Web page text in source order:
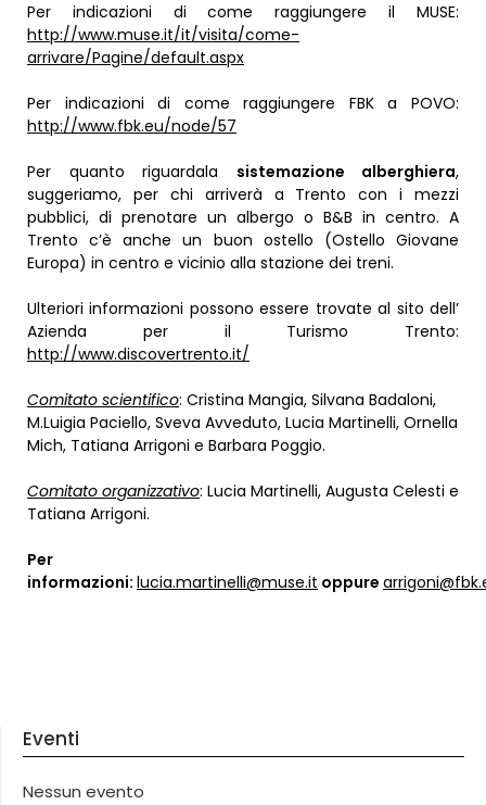
Per indicazioni di come raggiungere il MUSE:
http://www.muse.it/it/visita/come-
arrivare/Pagine/default.aspx
Per indicazioni di come raggiungere FBK a POVO:
http://www.fbk.eu/node/57
Per quanto riguardala sistemazione alberghiera,
suggeriamo, per chi arriverà a Trento con i mezzi
pubblici, di prenotare un albergo o B&B in centro. A
Trento c’è anche un buon ostello (Ostello Giovane
Europa) in centro e vicinio alla stazione dei treni.
Ulteriori informazioni possono essere trovate al sito dell’
Azienda per il Turismo Trento:
http://www.discovertrento.it/
Comitato scientifico: Cristina Mangia, Silvana Badaloni,
M.Luigia Paciello, Sveva Avveduto, Lucia Martinelli, Ornella
Mich, Tatiana Arrigoni e Barbara Poggio.
Comitato organizzativo: Lucia Martinelli, Augusta Celesti e
Tatiana Arrigoni.
Per
informazioni: lucia.martinelli@muse.it oppure
Eventi
Nessun evento